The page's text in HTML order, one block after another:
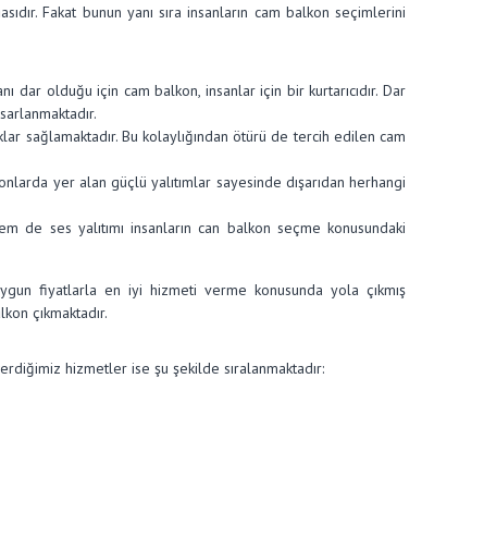
Fakat bunun yanı sıra insanların cam balkon seçimlerini
olduğu için cam balkon, insanlar için bir kurtarıcıdır. Dar
sağlamaktadır. Bu kolaylığından ötürü de tercih edilen cam
yer alan güçlü yalıtımlar sayesinde dışarıdan herhangi
de ses yalıtımı insanların can balkon seçme konusundaki
fiyatlarla en iyi hizmeti verme konusunda yola çıkmış
çıkmaktadır.
hizmetler ise şu şekilde sıralanmaktadır: